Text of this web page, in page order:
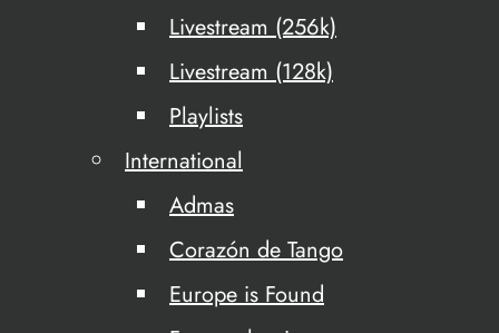
Livestream (256k)
Livestream (128k)
Playlists
International
Admas
Corazón de Tango
Europe is Found